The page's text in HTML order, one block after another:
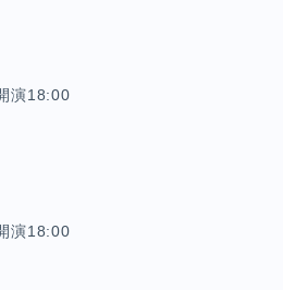
演18:00
演18:00